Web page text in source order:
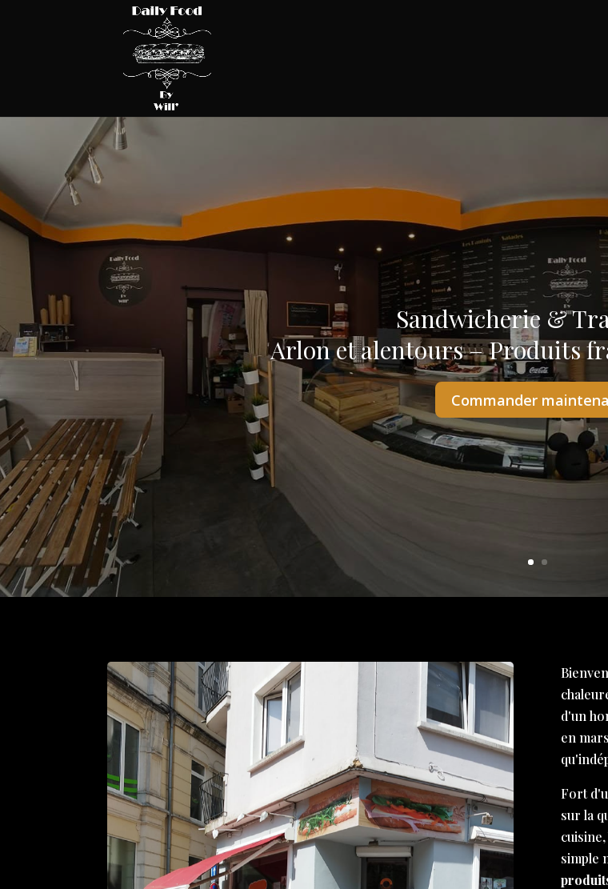
Sandwicherie &
Arlon et alentours – Produits
Commander
d'un
en
Fort
sur la
simple